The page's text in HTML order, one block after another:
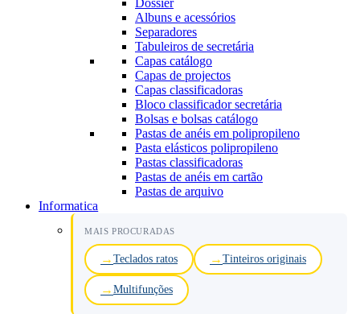
Dossier
Albuns e acessórios
Separadores
Tabuleiros de secretária
Capas catálogo
Capas de projectos
Capas classificadoras
Bloco classificador secretária
Bolsas e bolsas catálogo
Pastas de anéis em polipropileno
Pasta elásticos polipropileno
Pastas classificadoras
Pastas de anéis em cartão
Pastas de arquivo
Informatica
MAIS PROCURADAS
Teclados ratos Tinteiros originais
Multifunções